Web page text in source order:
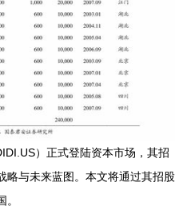
）正式登陆资本市场，其招
略与未来蓝图。本文将通过其招股